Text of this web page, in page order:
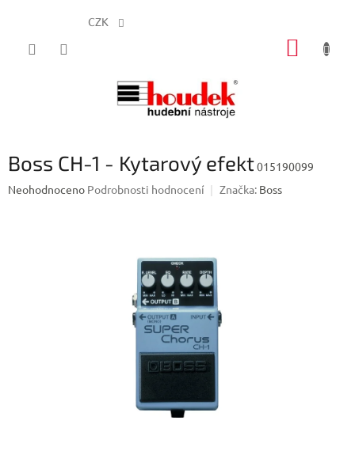
CZK
Boss CH-1 - Kytarový efekt015190099
Průměrné
Neohodnoceno Podrobnosti hodnocení Značka: Boss